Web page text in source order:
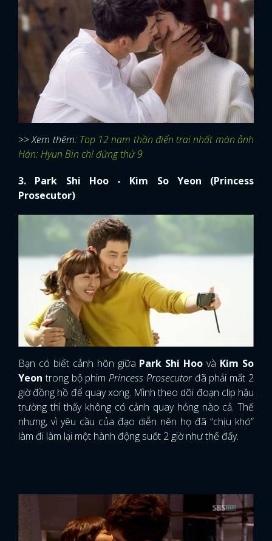
>> Xem thêm:
Top 12 nam thần điển trai nhất màn ảnh
Hàn: Hyun Bin chỉ đứng thứ 9
3. Park Shi Hoo - Kim So Yeon (Princess
Prosecutor)
Bạn có biết cảnh hôn giữa
Yeontrong bộ phim Princess Prosecutorđã phải mất 2
giờ đồng hồ để quay xong. Mình theo dõi đoạn clip hậu
trường thì thấy không có cảnh quay hỏng nào cả. Thế
nhưng, vì yêu cầu của đạo diễn nên họ đã “chịu khó”
làm đi làm lại một hành động suốt 2 giờ như thế đấy.
4. Jung Woo Sung - Son Ye Jin (A Moment to
Remember)